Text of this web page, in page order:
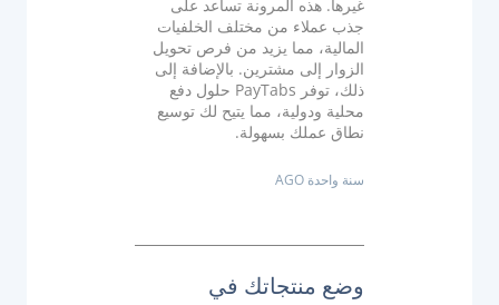
غيرها. هذه المرونة تساعد على
جذب عملاء من مختلف الخلفيات
المالية، مما يزيد من فرص تحويل
الزوار إلى مشترين. بالإضافة إلى
ذلك، توفر PayTabs حلول دفع
محلية ودولية، مما يتيح لك توسيع
نطاق عملك بسهولة.
سنة واحدة AGO
وضع منتجاتك في